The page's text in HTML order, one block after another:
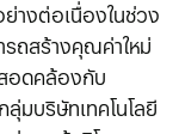
ย่างต่อเนื่องในช่วง
รถสร้างคุณค่าใหม่
สอดคล้องกับ
มบริษัทเทคโนโลยี